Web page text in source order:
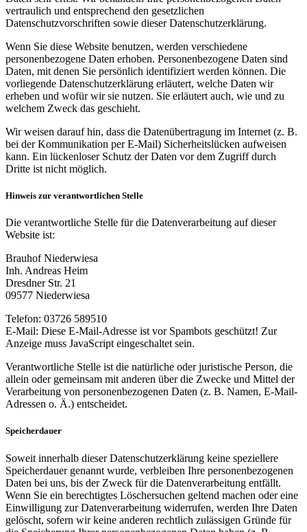
vertraulich und entsprechend den gesetzlichen
Datenschutzvorschriften sowie dieser Datenschutzerklärung.
Wenn Sie diese Website benutzen, werden verschiedene
personenbezogene Daten erhoben. Personenbezogene Daten sind
Daten, mit denen Sie persönlich identifiziert werden können. Die
vorliegende Datenschutzerklärung erläutert, welche Daten wir
erheben und wofür wir sie nutzen. Sie erläutert auch, wie und zu
welchem Zweck das geschieht.
Wir weisen darauf hin, dass die Datenübertragung im Internet (z. B.
bei der Kommunikation per E-Mail) Sicherheitslücken aufweisen
kann. Ein lückenloser Schutz der Daten vor dem Zugriff durch
Dritte ist nicht möglich.
Hinweis zur verantwortlichen Stelle
Die verantwortliche Stelle für die Datenverarbeitung auf dieser
Website ist:
Brauhof Niederwiesa
Inh. Andreas Heim
Dresdner Str. 21
09577 Niederwiesa
Telefon: 03726 589510
E-Mail: Diese E-Mail-Adresse ist vor Spambots geschützt! Zur
Anzeige muss JavaScript eingeschaltet sein.
Verantwortliche Stelle ist die natürliche oder juristische Person, die
allein oder gemeinsam mit anderen über die Zwecke und Mittel der
Verarbeitung von personenbezogenen Daten (z. B. Namen, E-Mail-
Adressen o. Ä.) entscheidet.
Speicherdauer
Soweit innerhalb dieser Datenschutzerklärung keine speziellere
Speicherdauer genannt wurde, verbleiben Ihre personenbezogenen
Daten bei uns, bis der Zweck für die Datenverarbeitung entfällt.
Wenn Sie ein berechtigtes Löschersuchen geltend machen oder eine
Einwilligung zur Datenverarbeitung widerrufen, werden Ihre Daten
gelöscht, sofern wir keine anderen rechtlich zulässigen Gründe für